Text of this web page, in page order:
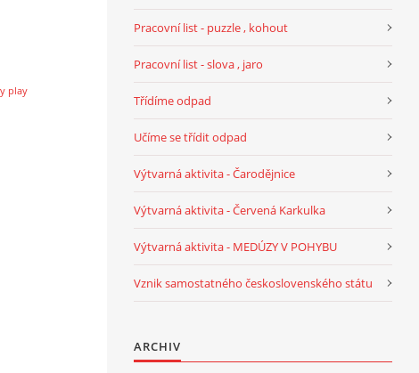
play
Pracovní list - puzzle , kohout
Pracovní list - slova , jaro
Třídíme odpad
Učíme se třídit odpad
Výtvarná aktivita - Čarodějnice
Výtvarná aktivita - Červená Karkulka
Výtvarná aktivita - MEDÚZY V POHYBU
Vznik samostatného československého státu
ARCHIV